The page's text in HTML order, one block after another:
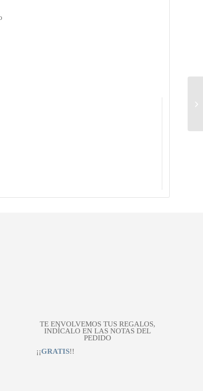
TE ENVOLVEMOS TUS REGALOS,
INDÍCALO EN LAS NOTAS DEL
PEDIDO
¡¡GRATIS!!